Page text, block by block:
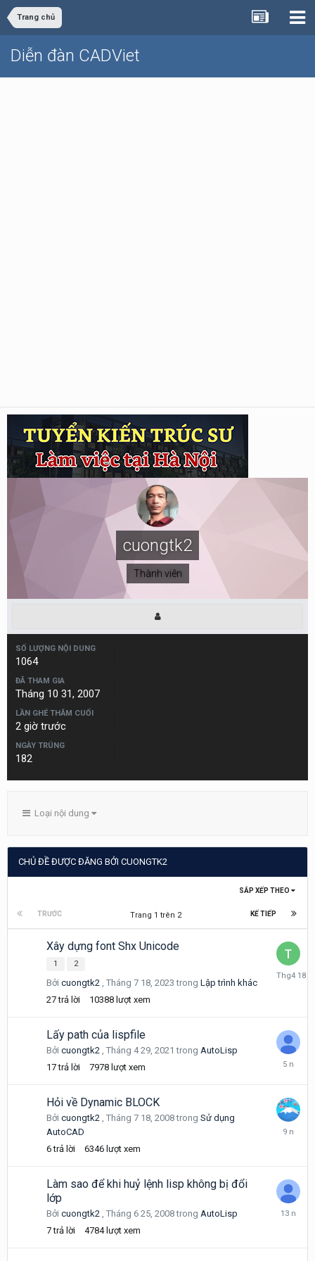
Trang chủ
Diễn đàn CADViet
cuongtk2
Thành viên
SỐ LƯỢNG NỘI DUNG
1064
ĐÃ THAM GIA
Tháng 10 31, 2007
LẦN GHÉ THĂM CUỐI
2 giờ trước
NGÀY TRÚNG
182
Loại nội dung
CHỦ ĐỀ ĐƯỢC ĐĂNG BỞI CUONGTK2
SẮP XẾP THEO
TRƯỚC KẾ TIẾP
Trang 1 trên 2
Xây dựng font Shx Unicode
1 2
Bởi cuongtk2 , Tháng 7 18, 2023trong Lập trình khác
27 trả lời 10388 lượt xem
Tháng
Lấy path của lispfile
Bởi cuongtk2 , Tháng 4 29, 2021trong AutoLisp
17 trả lời 7978 lượt xem
Tháng
2021
Hỏi về Dynamic BLOCK
Bởi cuongtk2 , Tháng 7 18, 2008trong Sử dụng
AutoCAD
6 trả lời 6346 lượt xem
Tháng
Làm sao để khi huỷ lệnh lisp không bị đổi
lớp
Bởi cuongtk2 , Tháng 6 25, 2008trong AutoLisp
7 trả lời 4784 lượt xem
Tháng